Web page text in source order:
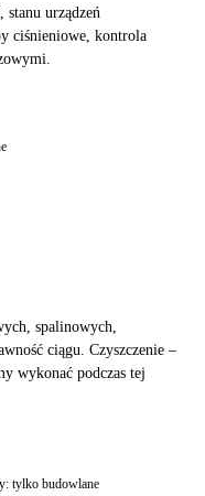
stanu urządzeń
ciśnieniowe, kontrola
spalinowych,
ciągu. Czyszczenie –
wykonać podczas tej
tylko budowlane